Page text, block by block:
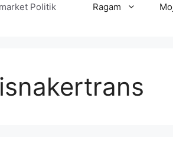
Politik Ragam